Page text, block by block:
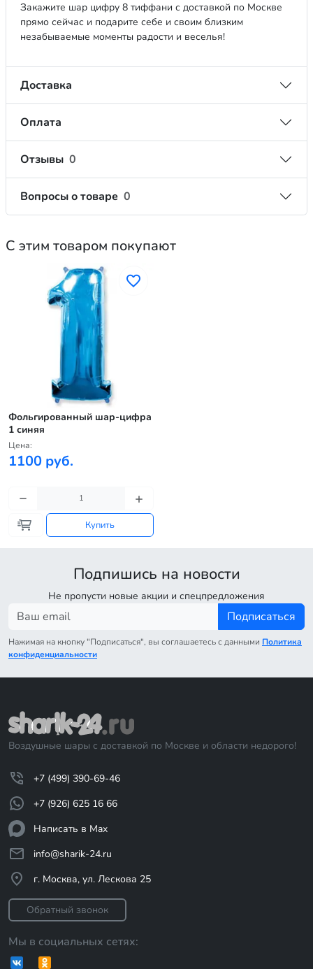
Закажите шар цифру 8 тиффани с доставкой по Москве
прямо сейчас и подарите себе и своим близким
незабываемые моменты радости и веселья!
Доставка
Оплата
Отзывы 0
Вопросы о товаре 0
С этим товаром покупают
Фольгированный шар-цифра
1 синяя
Цена:
1100 руб.
Купить
Подпишись на новости
Не пропусти новые акции и спецпредложения
Подписаться
Нажимая на кнопку "Подписаться", вы соглашаетесь с данными Политика
конфиденциальности
Воздушные шары с доставкой по Москве и области недорого!
+7 (499) 390-69-46
+7 (926) 625 16 66
Написать в Max
info@sharik-24.ru
г. Москва, ул. Лескова 25
Обратный звонок
Мы в социальных сетях: